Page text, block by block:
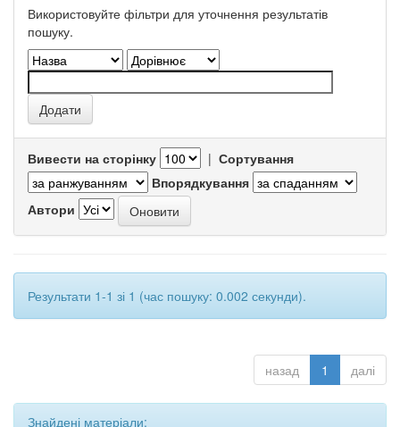
Використовуйте фільтри для уточнення результатів
пошуку.
Вивести на сторінку | Сортування
Впорядкування
Автори
Результати 1-1 зі 1 (час пошуку: 0.002 секунди).
назад 1 далі
Знайдені матеріали: